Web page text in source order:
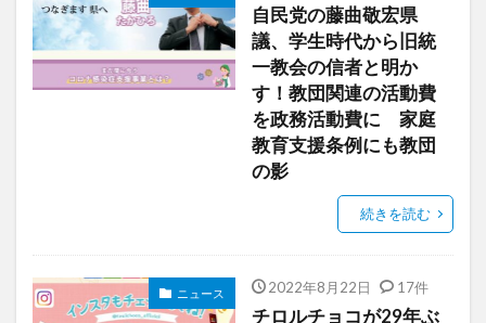
自民党の藤曲敬宏県
議、学生時代から旧統
一教会の信者と明か
す！教団関連の活動費
を政務活動費に 家庭
教育支援条例にも教団
の影
続きを読む
ニュース 2022年8月22日 17件
チロルチョコが29年ぶ